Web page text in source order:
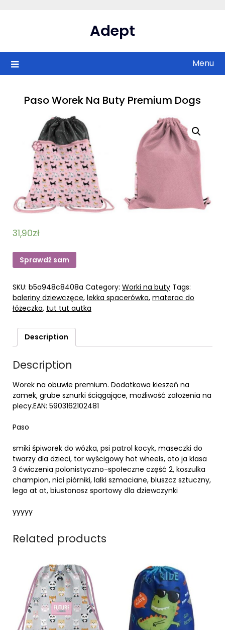
Adept
Menu
Paso Worek Na Buty Premium Dogs
31,90zł
Sprawdź sam
SKU: b5a948c8408a Category: Worki na buty Tags:
baleriny dziewczęce, lekka spacerówka, materac do
łóżeczka, tut tut autka
Description
Description
Worek na obuwie premium. Dodatkowa kieszeń na
zamek, grube sznurki ściągające, możliwość założenia na
plecy.EAN: 5903162102481
Paso
smiki śpiworek do wózka, psi patrol kocyk, maseczki do
twarzy dla dzieci, tor wyścigowy hot wheels, oto ja klasa
3 ćwiczenia polonistyczno-społeczne część 2, koszulka
champion, nici piórniki, lalki szmaciane, bluszcz sztuczny,
lego at at, biustonosz sportowy dla dziewczynki
yyyyy
Related products